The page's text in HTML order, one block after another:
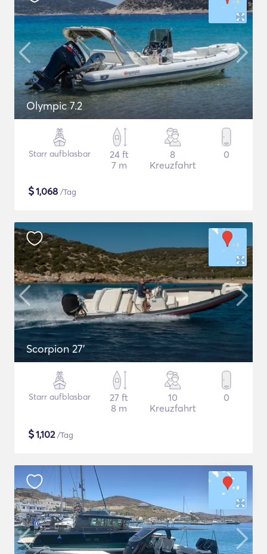
Olympic 7.2
Starr aufblasbar
24 ft
7 m
8
Kreuzfahrt
0
$1,068 /Tag
Scorpion 27'
Starr aufblasbar
27 ft
8 m
10
Kreuzfahrt
0
$1,102/Tag